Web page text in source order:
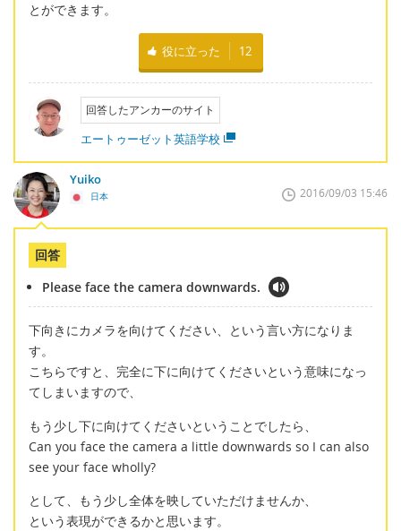
とができます。
役に立った 12
回答したアンカーのサイト
エートゥーゼット英語学校
Yuiko
日本 2016/09/03 15:46
回答
Please face the camera downwards.
下向きにカメラを向けてください、という言い方になりま
す。
こちらですと、完全に下に向けてくださいという意味になっ
てしまいますので、
もう少し下に向けてくださいということでしたら、
Can you face the camera a little downwards so I can also
see your face wholly?
として、もう少し全体を映していただけませんか、
という表現ができるかと思います。